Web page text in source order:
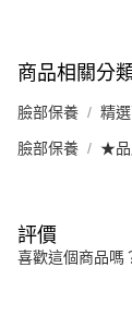
商品相關分
臉部保養 精
臉部保養 ★品
評價
喜歡這個商品嗎